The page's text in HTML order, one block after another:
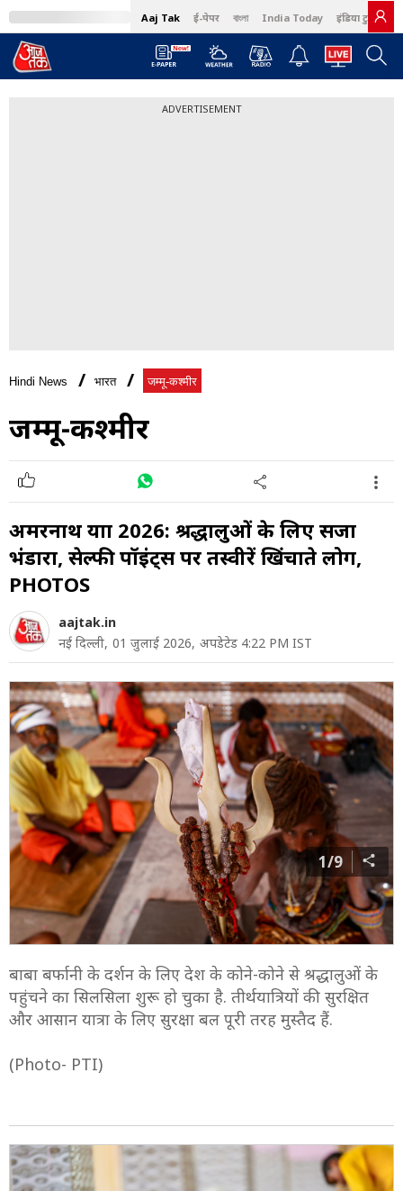
Aaj Tak ई-पेपर বাংলা India Today इंडिया टुडे हिंदी
ADVERTISEMENT
Hindi News भारत जम्मू-कश्मीर
जम्मू-कश्मीर
अमरनाथ यात्रा 2026: श्रद्धालुओं के लिए सजा
भंडारा, सेल्फी पॉइंट्स पर तस्वीरें खिंचाते लोग,
PHOTOS
aajtak.in
नई दिल्ली, 01 जुलाई 2026, अपडेटेड 4:22 PM IST
1/9
बाबा बर्फानी के दर्शन के लिए देश के कोने-कोने से श्रद्धालुओं के
पहुंचने का सिलसिला शुरू हो चुका है. तीर्थयात्रियों की सुरक्षित
और आसान यात्रा के लिए सुरक्षा बल पूरी तरह मुस्तैद हैं.
(Photo- PTI)